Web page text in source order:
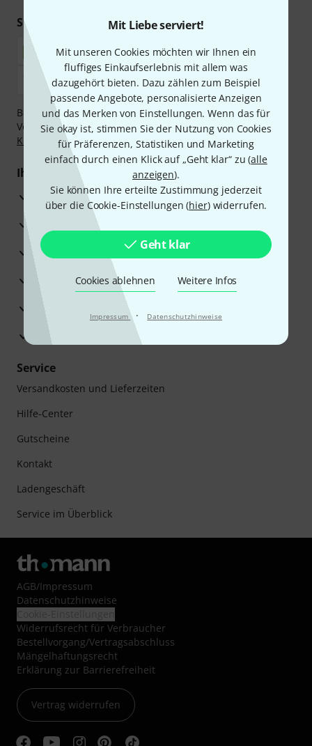
Mit Liebe serviert!
Mit unseren Cookies möchten wir Ihnen ein
fluffiges Einkaufserlebnis mit allem was
dazugehört bieten. Dazu zählen zum Beispiel
passende Angebote, personalisierte Anzeigen
und das Merken von Einstellungen. Wenn das für
Sie okay ist, stimmen Sie der Nutzung von Cookies
für Präferenzen, Statistiken und Marketing
einfach durch einen Klick auf „Geht klar“ zu (alle
anzeigen).
Sie können Ihre erteilte Zustimmung jederzeit
über die Cookie-Einstellungen (hier) widerrufen.
Geht klar
Cookies ablehnen Weitere Infos
Impressum · Datenschutzhinweise
Sicher einkaufen & bezahlen
Bezahlen Sie vertraulich und sicher per Nachnahme,
Vorkasse, PayPal, Amazon Pay,Klarna Sofort bezahlen,
Klarna Ratenzahlungoder Kreditkarte.
Ihre Vorteile
3 Jahre Thomann Garantie
30 Tage Money-Back-Garantie
Reparaturservice
Beratung durch Fachexperten
Zufriedenheitsgarantie
Europas größtes Versandlager
Service
Versandkosten und Lieferzeiten
Hilfe-Center
Gutscheine
Kontakt
Ladengeschäft
Service im Überblick
AGB/Impressum
Datenschutzhinweise
Widerrufsrecht für Verbraucher
Bestellvorgang/Vertragsabschluss
Mängelhaftungsrecht
Erklärung zur Barrierefreiheit
Vertrag widerrufen